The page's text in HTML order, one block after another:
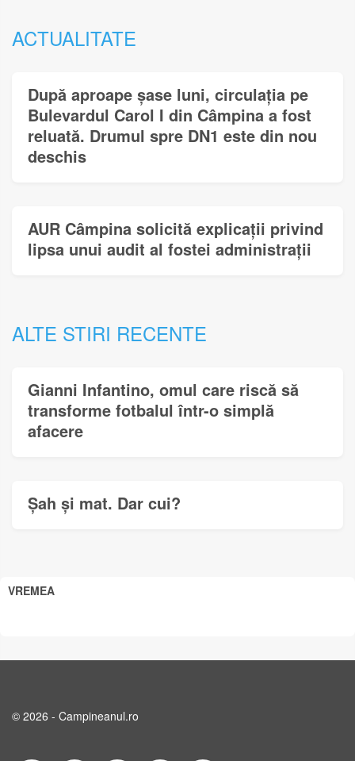
ACTUALITATE
După aproape șase luni, circulația pe
Bulevardul Carol I din Câmpina a fost
reluată. Drumul spre DN1 este din nou
deschis
AUR Câmpina solicită explicații privind
lipsa unui audit al fostei administrații
ALTE STIRI RECENTE
Gianni Infantino, omul care riscă să
transforme fotbalul într-o simplă
afacere
Șah și mat. Dar cui?
VREMEA
© 2026 - Campineanul.ro